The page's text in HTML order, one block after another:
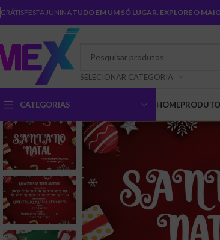
GRÁTISFESTA JUNINATUDO EM UM SÓ LUGAR. EXPLORE O
SELECIONAR CATEGORIA
CATEGORIAS HOME